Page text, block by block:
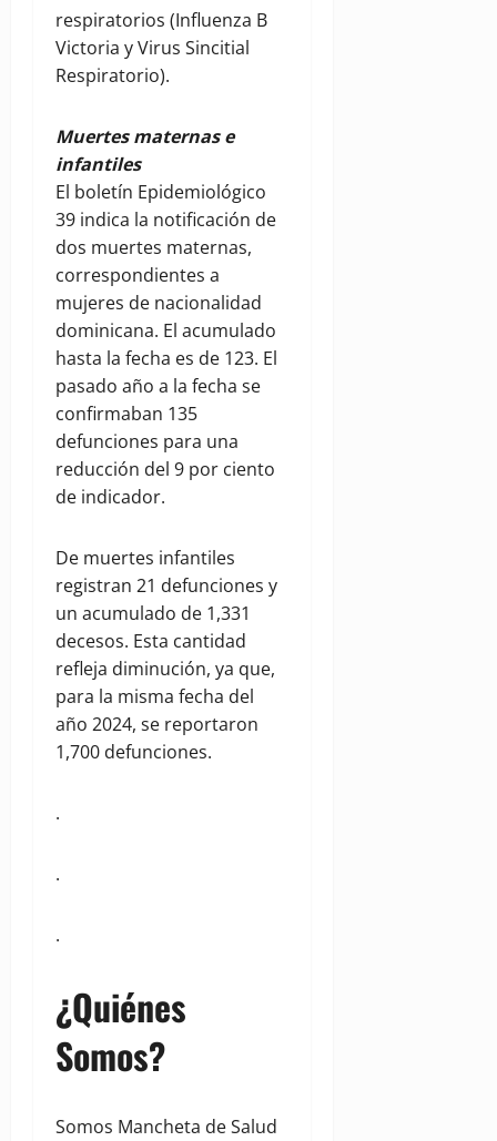
respiratorios (Influenza B
Victoria y Virus Sincitial
Respiratorio).
Muertes maternas e
infantiles
El boletín Epidemiológico
39 indica la notificación de
dos muertes maternas,
correspondientes a
mujeres de nacionalidad
dominicana. El acumulado
hasta la fecha es de 123. El
pasado año a la fecha se
confirmaban 135
defunciones para una
reducción del 9 por ciento
de indicador.
De muertes infantiles
registran 21 defunciones y
un acumulado de 1,331
decesos. Esta cantidad
refleja diminución, ya que,
para la misma fecha del
año 2024, se reportaron
1,700 defunciones.
.
.
.
¿Quiénes
Somos?
Somos Mancheta de Salud